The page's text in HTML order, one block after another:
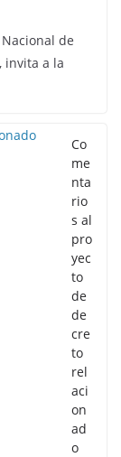
de
invita a la
Co
me
nta
rio
s al
pro
yec
to
de
de
cre
to
rel
aci
on
ad
o